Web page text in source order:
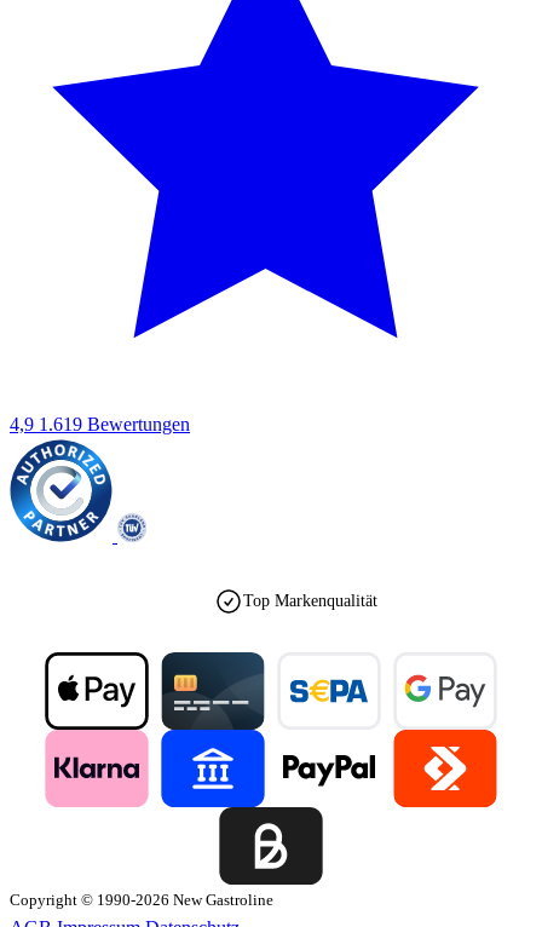
4,9 1.619 Bewertungen
Top Markenqualität
Copyright © 1990-2026 New Gastroline